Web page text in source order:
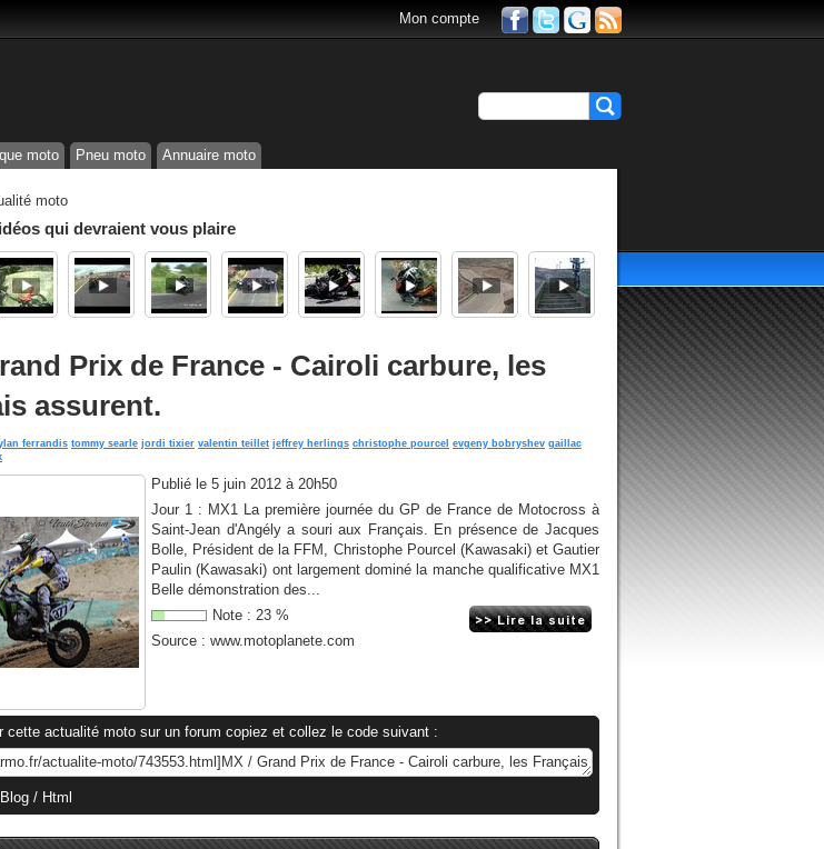
Mon compte
moto Pneu moto Annuaire moto
moto
qui devraient vous plaire
Prix de France - Cairoli carbure, les
assurent.
ferrandis tommy searle jordi tixier valentin teillet jeffrey herlings christophe pourcel evgeny bobryshev gaillac
Publié le 5 juin 2012 à 20h50
Jour 1 : MX1 La première journée du GP de France de Motocross à
Saint-Jean d'Angély a souri aux Français. En présence de Jacques
Bolle, Président de la FFM, Christophe Pourcel (Kawasaki) et Gautier
Paulin (Kawasaki) ont largement dominé la manche qualificative MX1
Belle démonstration des...
Note : 23 %
Source : www.motoplanete.com
cette actualité moto sur un forum copiez et collez le code suivant :
Blog / Html